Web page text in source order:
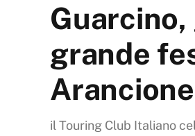
grande
Arancione
il Touring Club Italiano